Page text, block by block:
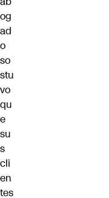
og
ad
o
so
stu
vo
qu
e
su
s
cli
en
tes